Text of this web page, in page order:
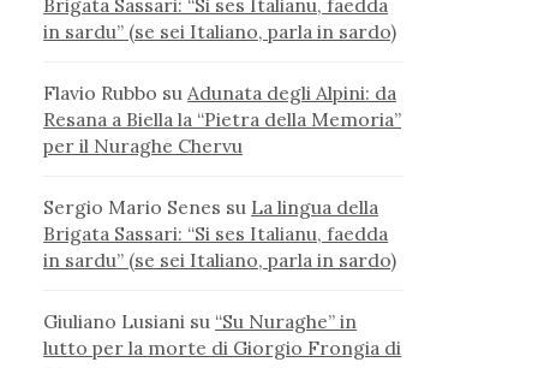
in sardu” (se sei Italiano, parla in sardo)
Flavio Rubbo su Adunata degli Alpini: da
Resana a Biella la “Pietra della Memoria”
per il Nuraghe Chervu
Sergio Mario Senes su La lingua della
Brigata Sassari: “Si ses Italianu, faedda
in sardu” (se sei Italiano, parla in sardo)
Giuliano Lusiani su “Su Nuraghe” in
lutto per la morte di Giorgio Frongia di